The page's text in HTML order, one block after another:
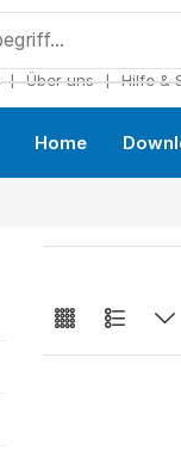
❘ Über uns ❘ Hilfe &
Home